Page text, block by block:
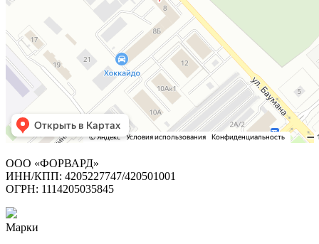
ООО «ФОРВАРД»
ИНН/КПП: 4205227747/420501001
ОГРН: 1114205035845
Марки